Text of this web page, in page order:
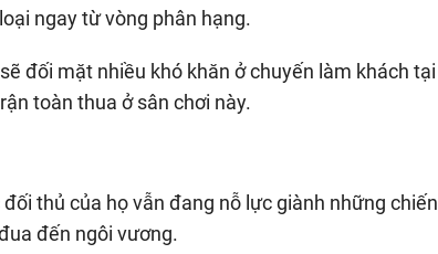
ngay từ vòng phân hạng.
đối mặt nhiều khó khăn ở chuyến làm khách tại
toàn thua ở sân chơi này.
thủ của họ vẫn đang nỗ lực giành những chiến
đến ngôi vương.